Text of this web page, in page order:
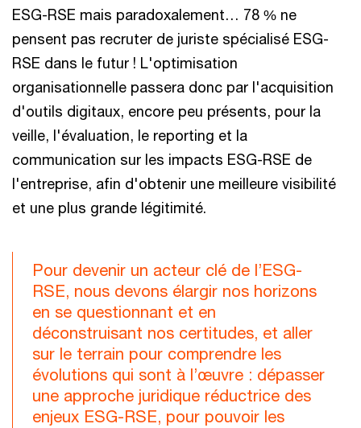
ESG-RSE mais paradoxalement… 78 % ne
pensent pas recruter de juriste spécialisé ESG-
RSE dans le futur ! L'optimisation
organisationnelle passera donc par l'acquisition
d'outils digitaux, encore peu présents, pour la
veille, l'évaluation, le reporting et la
communication sur les impacts ESG-RSE de
l'entreprise, afin d'obtenir une meilleure visibilité
et une plus grande légitimité.
Pour devenir un acteur clé de l’ESG-
RSE, nous devons élargir nos horizons
en se questionnant et en
déconstruisant nos certitudes, et aller
sur le terrain pour comprendre les
évolutions qui sont à l’œuvre : dépasser
une approche juridique réductrice des
enjeux ESG-RSE, pour pouvoir les